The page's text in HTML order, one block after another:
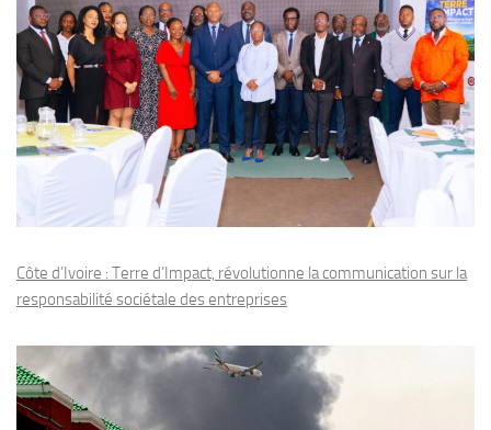
Côte d’Ivoire : Terre d’Impact, révolutionne la communication sur la
responsabilité sociétale des entreprises